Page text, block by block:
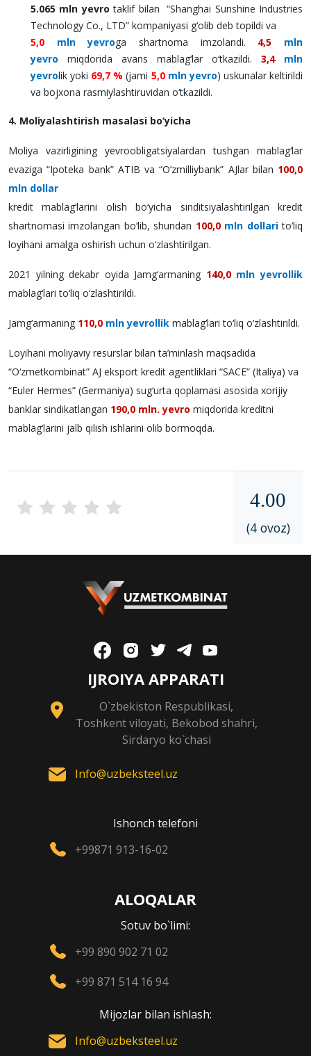
5.065 mln yevrotaklif bilan “Shanghai Sunshine Industries
Technology Co., LTD” kompaniyasi g‘olib deb topildi va
5,0 mln yevroga shartnoma imzolandi. 4,5
mln
yevro miqdorida avans mablag‘lar o‘tkazildi. 3,4
mln
yevrolik yoki 69,7 % (jami 5,0 mln yevro) uskunalar keltirildi
va bojxona rasmiylashtiruvidan o‘tkazildi.
4. Moliyalashtirish masalasi bo‘yicha
Moliya vazirligining yevroobligatsiyalardan tushgan mablag‘lar
evaziga “Ipoteka bank” ATIB va “O‘zmilliybank” AJlar bilan 100,0
mln dollar
kredit mablag‘larini olish bo‘yicha sinditsiyalashtirilgan kredit
shartnomasi imzolangan bo‘lib, shundan 100,0 mln dollarito‘liq
loyihani amalga oshirish uchun o‘zlashtirilgan.
2021 yilning dekabr oyida Jamg‘armaning 140,0 mln yevrollik
mablag‘lari to‘liq o‘zlashtirildi.
Jamg‘armaning 110,0 mln yevrollik mablag‘lari to‘liq o‘zlashtirildi.
Loyihani moliyaviy resurslar bilan ta’minlash maqsadida
“O‘zmetkombinat” AJ eksport kredit agentliklari “SACE” (Italiya) va
“Euler Hermes” (Germaniya) sug‘urta qoplamasi asosida xorijiy
banklar sindikatlangan 190,0 mln. yevro miqdorida kreditni
mablag‘larini jalb qilish ishlarini olib bormoqda.
4.00
(4 ovoz)
IJROIYA APPARATI
O`zbekiston Respublikasi,
Toshkent viloyati, Bekobod shahri,
Sirdaryo ko`chasi
Info@uzbeksteel.uz
Ishonch telefoni
+99871 913-16-02
ALOQALAR
Sotuv bo`limi:
+99 890 902 71 02
+99 871 514 16 94
Mijozlar bilan ishlash:
Info@uzbeksteel.uz